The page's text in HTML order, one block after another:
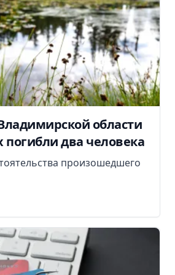
области
погибли два человека
произошедшего